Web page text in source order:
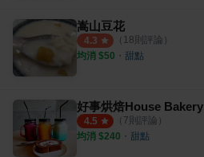
嵩山豆花
4.3 （ 18則評論）
均消 $50 ・ 甜點
好事烘焙House Bakery
4.5 （ 7則評論）
均消 $240 ・ 甜點